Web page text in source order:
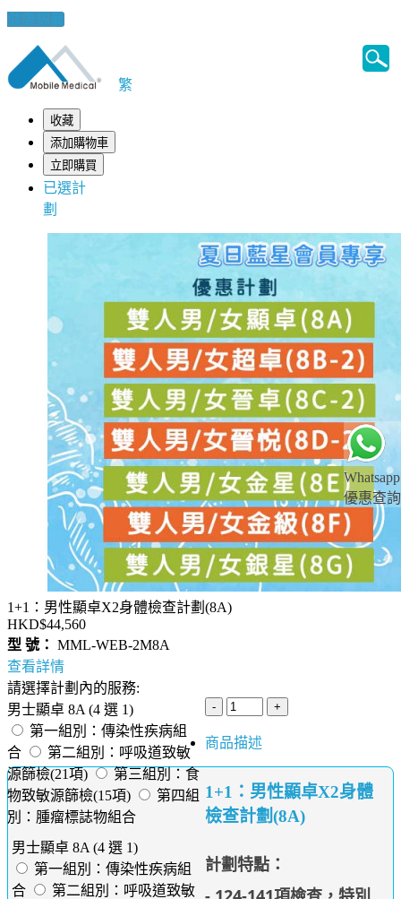
健康錦囊
Whatsapp
優惠查詢
繁
收藏
添加購物車
立即購買
已選計
劃
1+1：男性顯卓X2身體檢查計劃(8A)
HKD$44,560
型 號： MML-WEB-2M8A
查看詳情
請選擇計劃內的服務:
男士顯卓 8A (4 選 1)
第一組別：傳染性疾病組
合
第二組別：呼吸道致敏
源篩檢(21項)
第三組別：食
物致敏源篩檢(15項)
第四組
別：腫瘤標誌物組合
男士顯卓 8A (4 選 1)
第一組別：傳染性疾病組
合
第二組別：呼吸道致敏
商品描述
1+1：男性顯卓X2身體
檢查計劃(8A)
計劃特點：